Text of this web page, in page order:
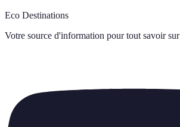
Eco Destinations
Votre source d'information pour tout savoir sur